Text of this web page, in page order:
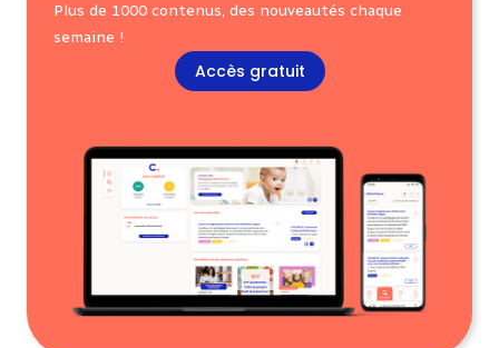
Plus de 1000 contenus, des nouveautés chaque
semaine !
Accès gratuit